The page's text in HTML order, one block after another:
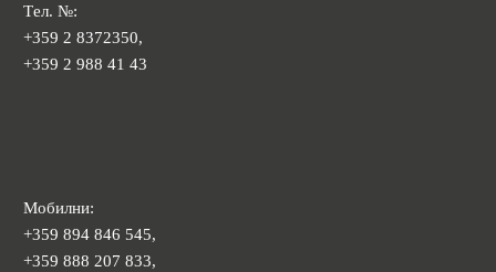
Tел. №:
+359 2 8372350,
+359 2 988 41 43
Мобилни:
+359 894 846 545,
+359 888 207 833,